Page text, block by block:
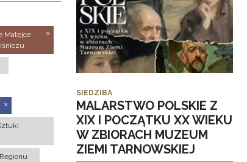
Matejce
SIEDZIBA
MALARSTWO POLSKIE Z
XIX I POCZĄTKU XX WIEKU
W ZBIORACH MUZEUM
ZIEMI TARNOWSKIEJ